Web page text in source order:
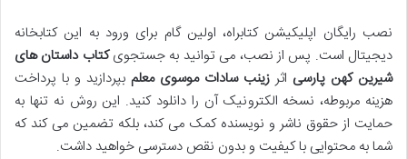
نصب رایگان اپلیکیشن کتابراه، اولین گام برای ورود به این کتابخانه
دیجیتال است. پس از نصب، می توانید به جستجویکتاب داستان های
شیرین کهن پارسی اثر زینب سادات موسوی معلم بپردازید و با پرداخت
هزینه مربوطه، نسخه الکترونیک آن را دانلود کنید. این روش نه تنها به
حمایت از حقوق ناشر و نویسنده کمک می کند، بلکه تضمین می کند که
شما به محتوایی با کیفیت و بدون نقص دسترسی خواهید داشت.